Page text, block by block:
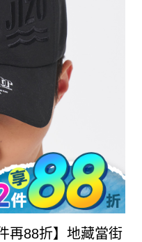
再88折】地藏當街